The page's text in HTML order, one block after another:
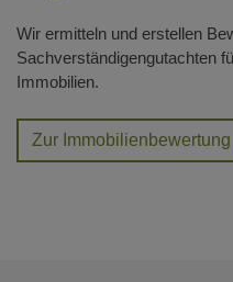
Wir ermitteln und erstellen
Sachverständigengutachten
Immobilien.
Zur Immobilienbewertung